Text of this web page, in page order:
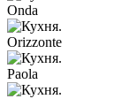
Onda
Orizzonte
Paola